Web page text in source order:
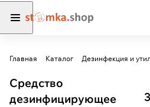
Главная Каталог Дезинфекция и
Средство
дезинфицирующее